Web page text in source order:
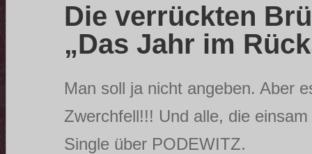
Die verrückten
„Das Jahr im
Man soll ja nicht angeben. Aber
Zwerchfell!!! Und alle, die
Single über PODEWITZ.